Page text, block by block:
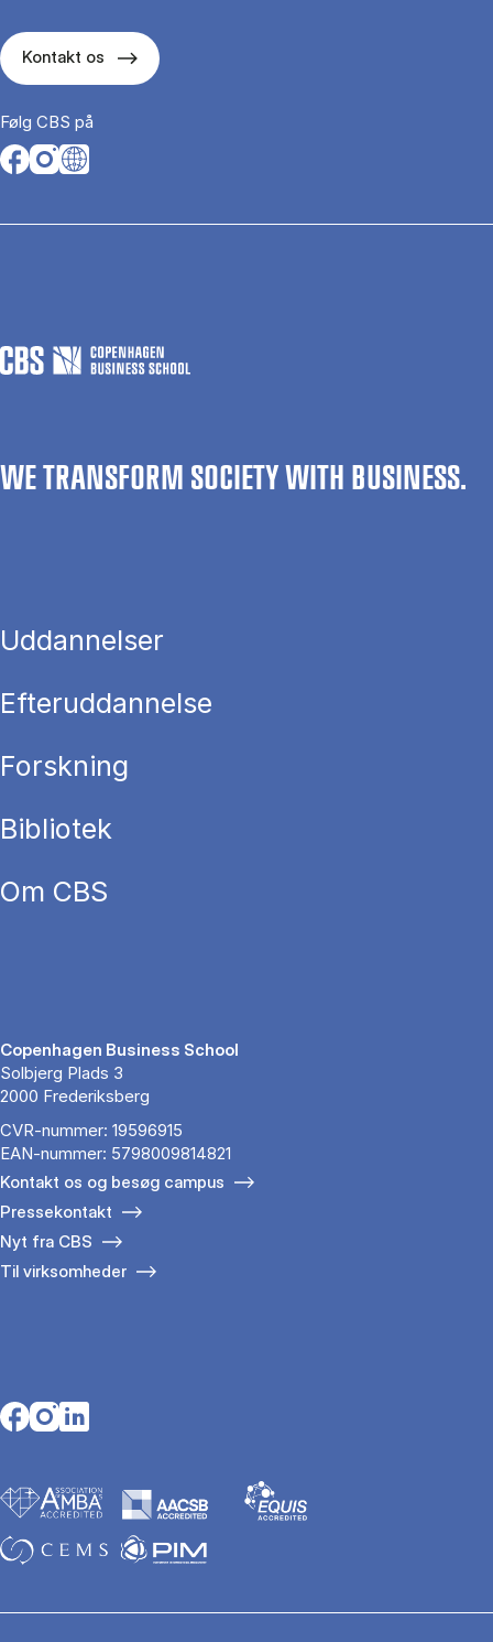
Kontakt os
Følg CBS på
Opens in a new tab
Opens in a new tab
Opens in a new tab
WE TRANSFORM SOCIETY WITH BUSINESS.
Uddannelser
Efteruddannelse
Forskning
Bibliotek
Om CBS
Copenhagen Business School
Solbjerg Plads 3
2000 Frederiksberg
CVR-nummer: 19596915
EAN-nummer: 5798009814821
Kontakt os og besøg campus
Pressekontakt
Nyt fra CBS
Til virksomheder
Opens in a new tab
Opens in a new tab
Opens in a new tab